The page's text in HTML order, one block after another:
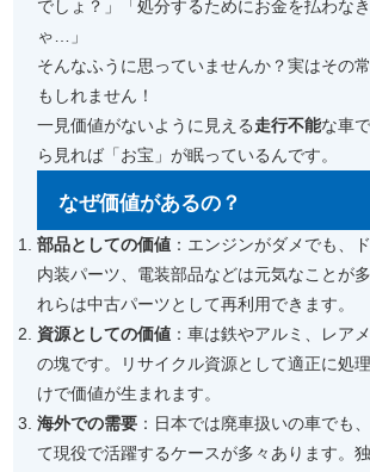
でしょ？」「処分するためにお金を払わな
ゃ…」
そんなふうに思っていませんか？実はその
もしれません！
一見価値がないように見える走行不能な車
ら見れば「お宝」が眠っているんです。
なぜ価値があるの？
部品としての価値 ：エンジンがダメでも、
内装パーツ、電装部品などは元気なことが
れらは中古パーツとして再利用できます。
資源としての価値 ：車は鉄やアルミ、レア
の塊です。リサイクル資源として適正に処
けで価値が生まれます。
海外での需要 ：日本では廃車扱いの車でも
て現役で活躍するケースが多々あります。